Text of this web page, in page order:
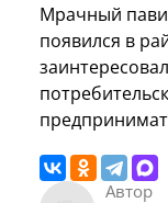
Мрачный
появился в
Автор